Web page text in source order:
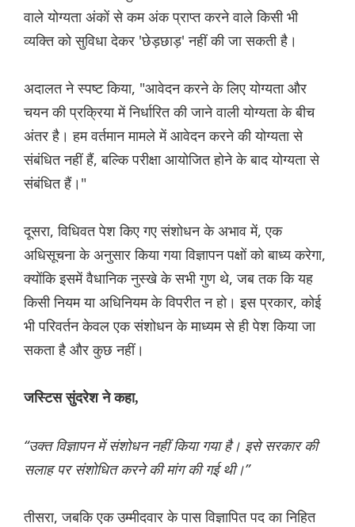
वाले योग्यता अंकों से कम अंक प्राप्त करने वाले किसी भी
व्यक्ति को सुविधा देकर 'छेड़छाड़' नहीं की जा सकती है।
अदालत ने स्पष्ट किया, "आवेदन करने के लिए योग्यता और
चयन की प्रक्रिया में निर्धारित की जाने वाली योग्यता के बीच
अंतर है। हम वर्तमान मामले में आवेदन करने की योग्यता से
संबंधित नहीं हैं, बल्कि परीक्षा आयोजित होने के बाद योग्यता से
संबंधित हैं।"
दूसरा, विधिवत पेश किए गए संशोधन के अभाव में, एक
अधिसूचना के अनुसार किया गया विज्ञापन पक्षों को बाध्य करेगा,
क्योंकि इसमें वैधानिक नुस्खे के सभी गुण थे, जब तक कि यह
किसी नियम या अधिनियम के विपरीत न हो। इस प्रकार, कोई
भी परिवर्तन केवल एक संशोधन के माध्यम से ही पेश किया जा
सकता है और कुछ नहीं।
जस्टिस सुंदरेश ने कहा,
“उक्त विज्ञापन में संशोधन नहीं किया गया है। इसे सरकार की
सलाह पर संशोधित करने की मांग की गई थी।”
तीसरा, जबकि एक उम्मीदवार के पास विज्ञापित पद का निहित